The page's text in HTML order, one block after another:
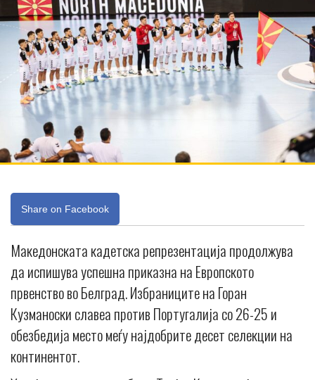
Share on Facebook
Македонската кадетска репрезентација продолжува
да испишува успешна приказна на Европското
првенство во Белград. Избраниците на Горан
Кузманоски славеа против Португалија со 26-25 и
обезбедија место меѓу најдобрите десет селекции на
континентот.